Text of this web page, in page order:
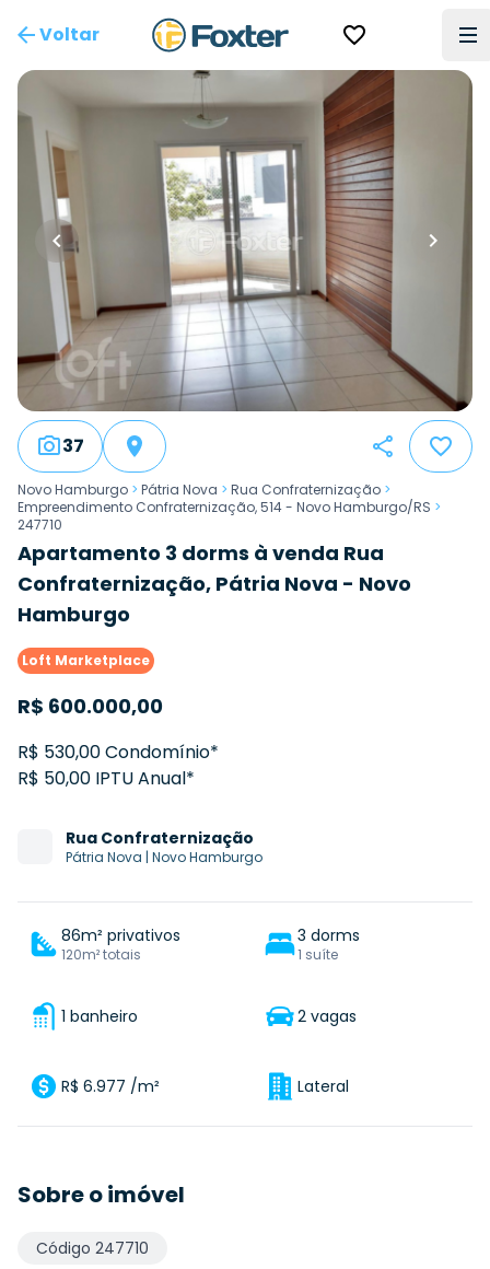
Voltar
37
Novo Hamburgo > Pátria Nova > Rua Confraternização >
Empreendimento Confraternização, 514 - Novo Hamburgo/RS >
247710
Apartamento 3 dorms à venda Rua
Confraternização, Pátria Nova - Novo
Hamburgo
Loft Marketplace
R$ 600.000,00
R$ 530,00 Condomínio*
R$ 50,00 IPTU Anual*
Rua Confraternização
Pátria Nova | Novo Hamburgo
86m² privativos
120m² totais
3 dorms
1 suíte
1 banheiro 2 vagas
R$ 6.977 /m² Lateral
Sobre o imóvel
Código 247710